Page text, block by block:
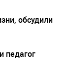
обсудили
педагог